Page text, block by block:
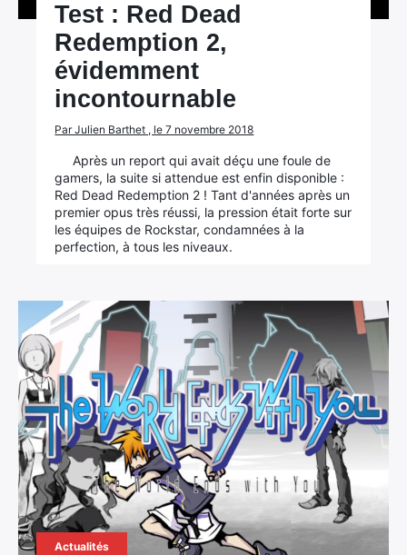
Test : Red Dead
Redemption 2,
évidemment
incontournable
Par Julien Barthet , le 7 novembre 2018
Après un report qui avait déçu une foule de
gamers, la suite si attendue est enfin disponible :
Red Dead Redemption 2 ! Tant d'années après un
premier opus très réussi, la pression était forte sur
les équipes de Rockstar, condamnées à la
perfection, à tous les niveaux.
Actualités